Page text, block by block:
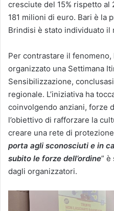
cresciute del 15% rispetto
181 milioni di euro. Bari è la
Brindisi è stato individuato
Per contrastare il
organizzato una Settimana
Sensibilizzazione,
regionale. L’iniziativa ha
coinvolgendo anziani, forze
l’obiettivo di rafforzare la
creare una rete di
porta agli sconosciuti e in
subito le forze dell’ordine”
dagli organizzatori.